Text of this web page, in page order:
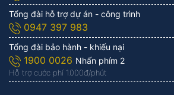
Tổng đài hỗ trợ dự án - công trình
0947 397 983
Tổng đài bảo hành - khiếu nại
1900 0026 Nhấn phím 2
Hỗ trợ cước phí 1.000đ/phút